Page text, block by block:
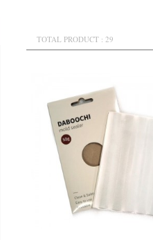
TOTAL PRODUCT : 29